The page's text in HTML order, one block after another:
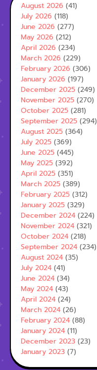
August 2026 (41)
July 2026 (118)
June 2026 (277)
May 2026 (212)
April 2026 (234)
March 2026 (229)
February 2026 (306)
January 2026 (197)
December 2025 (249)
November 2025 (270)
October 2025 (281)
September 2025 (294)
August 2025 (364)
July 2025 (369)
June 2025 (445)
May 2025 (392)
April 2025 (351)
March 2025 (389)
February 2025 (312)
January 2025 (329)
December 2024 (224)
November 2024 (321)
October 2024 (218)
September 2024 (234)
August 2024 (35)
July 2024 (41)
June 2024 (34)
May 2024 (43)
April 2024 (24)
March 2024 (26)
February 2024 (88)
January 2024 (11)
December 2023 (23)
January 2023 (7)